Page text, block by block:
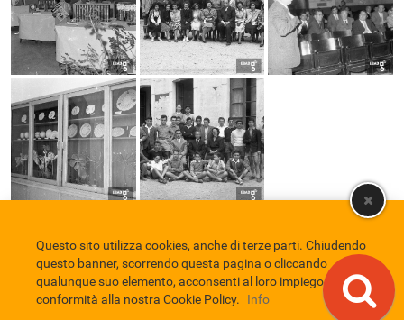
Comune di Eboli Servizio Bibliotecario Nazionale
Privacy policy
Credits
EBAD
Questo sito utilizza cookies, anche di terze parti. Chiudendo
questo banner, scorrendo questa pagina o cliccando
qualunque suo elemento, acconsenti al loro impiego in
conformità alla nostra Cookie Policy.
Info